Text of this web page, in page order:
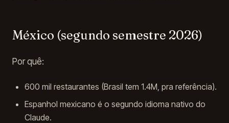
México (segundo semestre 2026)
Por quê:
600 mil restaurantes (Brasil tem 1.4M, pra referência).
Espanhol mexicano é o segundo idioma nativo do
Claude.